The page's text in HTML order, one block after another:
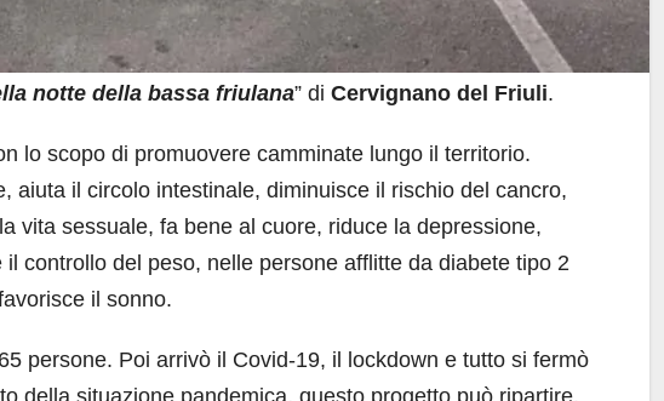
notte della bassa friulana” di Cervignano del Friuli.
lo scopo di promuovere camminate lungo il territorio.
aiuta il circolo intestinale, diminuisce il rischio del cancro,
vita sessuale, fa bene al cuore, riduce la depressione,
controllo del peso, nelle persone afflitte da diabete tipo 2
il sonno.
persone. Poi arrivò il Covid-19, il lockdown e tutto si fermò
della situazione pandemica, questo progetto può ripartire.